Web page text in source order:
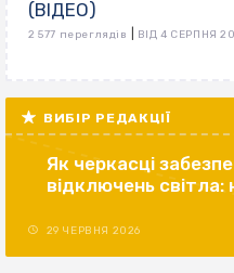
(ВІДЕО)
2 577 переглядів ВІД 4 СЕРПНЯ
ВИБІР РЕДАКЦІЇ
Як черкасці
відключень світла:
29 ЧЕРВНЯ 2026